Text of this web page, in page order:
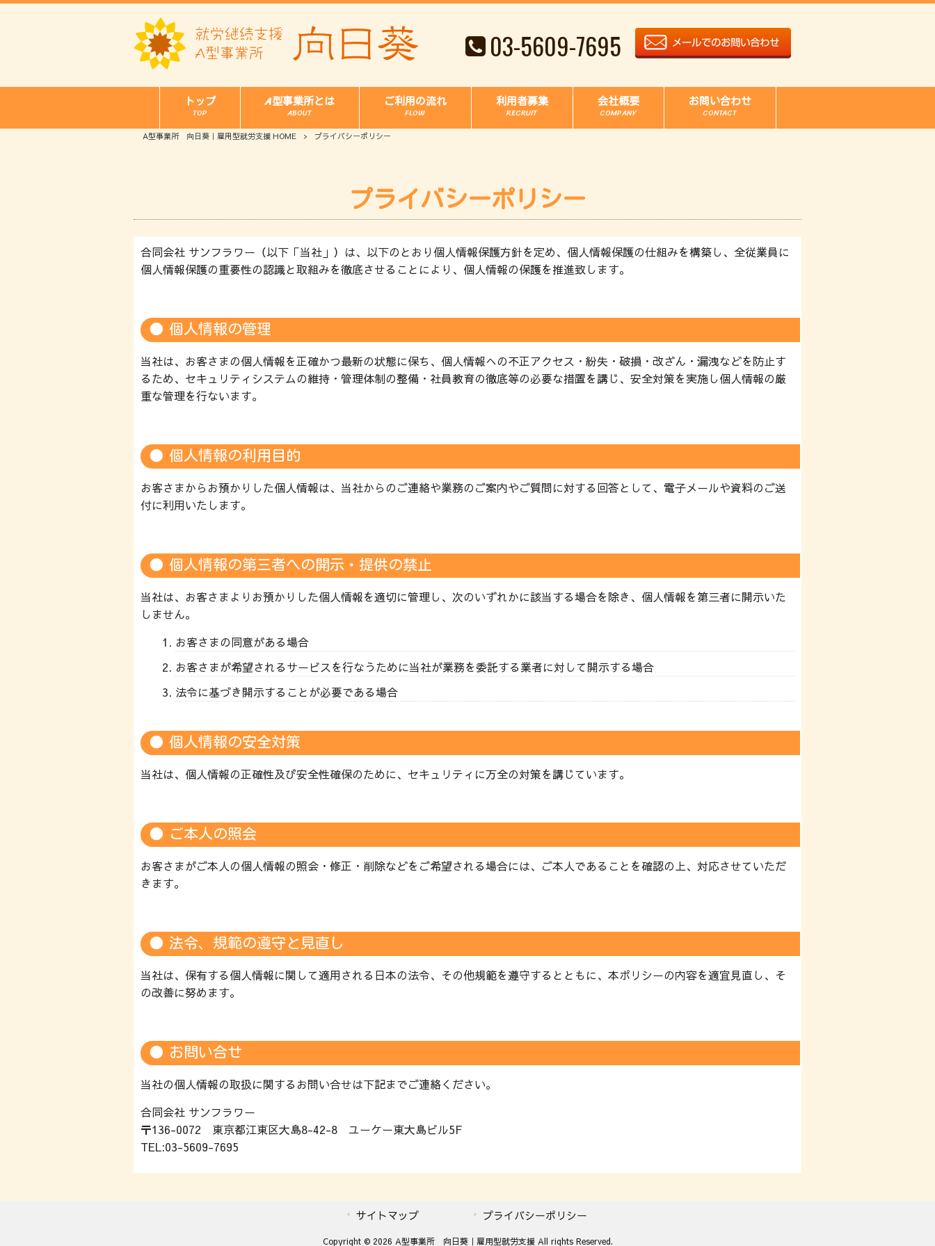
03-5609-7695
トップ
TOP
A型事業所とは
ABOUT
ご利用の流れ
FLOW
利用者募集
RECRUIT
会社概要
COMPANY
お問い合わせ
CONTACT
A型事業所 向日葵｜雇用型就労支援 HOME > プライバシーポリシー
プライバシーポリシー
合同会社 サンフラワー（以下「当社」）は、以下のとおり個人情報保護方針を定め、個人情報保護の仕組みを構築し、全従業員に
個人情報保護の重要性の認識と取組みを徹底させることにより、個人情報の保護を推進致します。
個人情報の管理
当社は、お客さまの個人情報を正確かつ最新の状態に保ち、個人情報への不正アクセス・紛失・破損・改ざん・漏洩などを防止す
るため、セキュリティシステムの維持・管理体制の整備・社員教育の徹底等の必要な措置を講じ、安全対策を実施し個人情報の厳
重な管理を行ないます。
個人情報の利用目的
お客さまからお預かりした個人情報は、当社からのご連絡や業務のご案内やご質問に対する回答として、電子メールや資料のご送
付に利用いたします。
個人情報の第三者への開示・提供の禁止
当社は、お客さまよりお預かりした個人情報を適切に管理し、次のいずれかに該当する場合を除き、個人情報を第三者に開示いた
しません。
お客さまの同意がある場合
お客さまが希望されるサービスを行なうために当社が業務を委託する業者に対して開示する場合
法令に基づき開示することが必要である場合
個人情報の安全対策
当社は、個人情報の正確性及び安全性確保のために、セキュリティに万全の対策を講じています。
ご本人の照会
お客さまがご本人の個人情報の照会・修正・削除などをご希望される場合には、ご本人であることを確認の上、対応させていただ
きます。
法令、規範の遵守と見直し
当社は、保有する個人情報に関して適用される日本の法令、その他規範を遵守するとともに、本ポリシーの内容を適宜見直し、そ
の改善に努めます。
お問い合せ
当社の個人情報の取扱に関するお問い合せは下記までご連絡ください。
合同会社 サンフラワー
〒136-0072 東京都江東区大島8-42-8 ユーケー東大島ビル5F
TEL:03-5609-7695
サイトマップ プライバシーポリシー
Copyright © 2026 A型事業所 向日葵｜雇用型就労支援 All rights Reserved.